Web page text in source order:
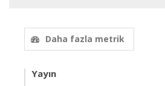
Daha fazla metrik
Yayın